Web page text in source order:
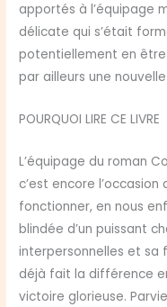
apportés à l’équipage
délicate qui s’était
potentiellement en
par ailleurs une
POURQUOI LIRE CE LIVRE
L’équipage du roman
c’est encore
fonctionner, en nous
blindée d’un puissant
interpersonnelles et
déjà fait la différence
victoire glorieuse.